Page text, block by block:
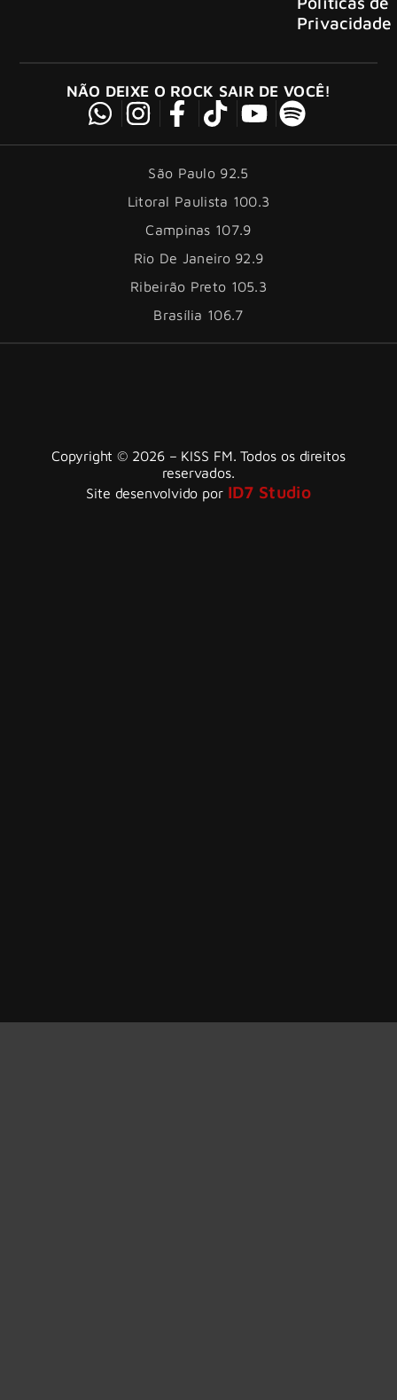
Privacidade
NÃO DEIXE O ROCK SAIR DE VOCÊ!
São Paulo 92.5
Litoral Paulista 100.3
Campinas 107.9
Rio De Janeiro 92.9
Ribeirão Preto 105.3
Brasília 106.7
Copyright © 2026 – KISS FM. Todos os direitos
reservados.
Site desenvolvido por ID7 Studio